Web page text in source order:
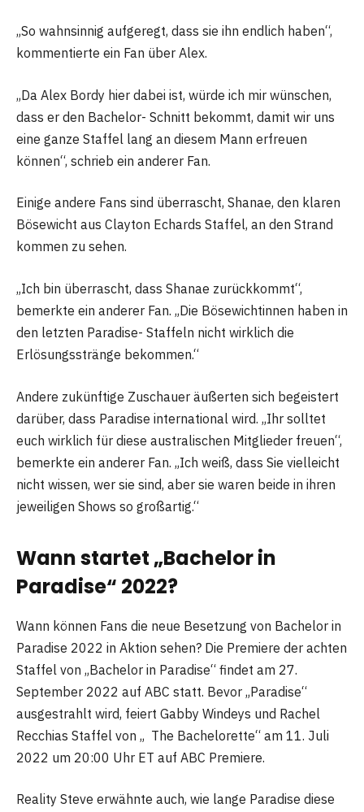
„So wahnsinnig aufgeregt, dass sie ihn endlich haben“,
kommentierte ein Fan über Alex.
„Da Alex Bordy hier dabei ist, würde ich mir wünschen,
dass er den Bachelor- Schnitt bekommt, damit wir uns
eine ganze Staffel lang an diesem Mann erfreuen
können“, schrieb ein anderer Fan.
Einige andere Fans sind überrascht, Shanae, den klaren
Bösewicht aus Clayton Echards Staffel, an den Strand
kommen zu sehen.
„Ich bin überrascht, dass Shanae zurückkommt“,
bemerkte ein anderer Fan. „Die Bösewichtinnen haben in
den letzten Paradise- Staffeln nicht wirklich die
Erlösungsstränge bekommen.“
Andere zukünftige Zuschauer äußerten sich begeistert
darüber, dass Paradise international wird. „Ihr solltet
euch wirklich für diese australischen Mitglieder freuen“,
bemerkte ein anderer Fan. „Ich weiß, dass Sie vielleicht
nicht wissen, wer sie sind, aber sie waren beide in ihren
jeweiligen Shows so großartig.“
Wann startet „Bachelor in
Paradise“ 2022?
Wann können Fans die neue Besetzung von Bachelor in
Paradise 2022 in Aktion sehen? Die Premiere der achten
Staffel von „Bachelor in Paradise“ findet am 27.
September 2022 auf ABC statt. Bevor „Paradise“
ausgestrahlt wird, feiert Gabby Windeys und Rachel
Recchias Staffel von „ The Bachelorette“ am 11. Juli
2022 um 20:00 Uhr ET auf ABC Premiere.
Reality Steve erwähnte auch, wie lange Paradise diese